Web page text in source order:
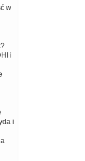
w
i
i